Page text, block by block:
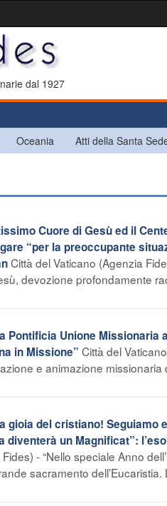
dal 1927
Oceania Atti della Santa
Cuore di Gesù ed il
“per la preoccupante
Città del Vaticano (Agenzia
devozione profondamente
Pontificia Unione Missionaria
in Missione” Città del
e animazione missionaria
gioia del cristiano! Seguiamo
un Magnificat”:
- “Nello speciale Anno
sacramento dell’Eucaristia.